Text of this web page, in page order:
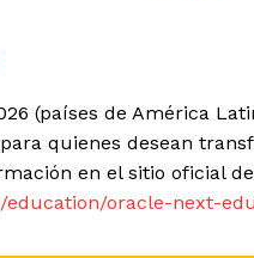
(países de América
quienes desean
en el sitio oficial
oracle-next-